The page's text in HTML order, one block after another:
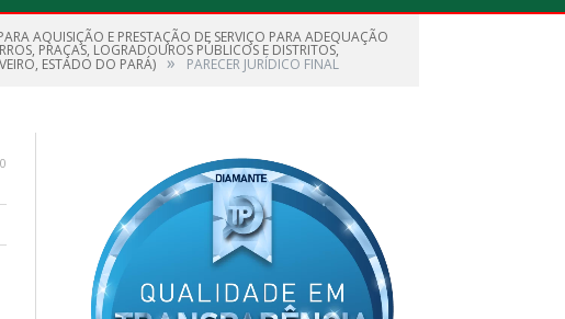
AQUISIÇÃO E PRESTAÇÃO DE SERVIÇO PARA ADEQUAÇÃO
PRAÇAS, LOGRADOUROS PÚBLICOS E DISTRITOS,
ESTADO DO PARÁ) » PARECER JURÍDICO FINAL
0